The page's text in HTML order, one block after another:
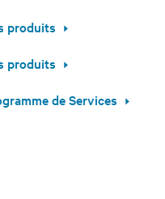
produits
produits
de Services